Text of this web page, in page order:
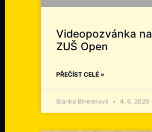
Videopozvánka na
ZUŠ Open
PŘEČÍST CELÉ »
Blanka Bihelerová 4. 6. 2026